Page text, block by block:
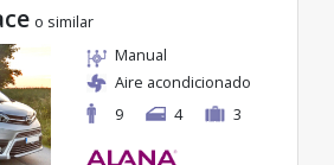
o similar
Manual
Aire acondicionado
9
4 3